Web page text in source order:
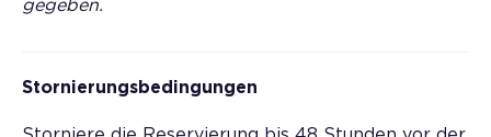
gegeben.
Stornierungsbedingungen